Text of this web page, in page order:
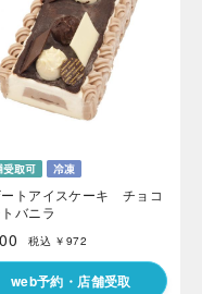
トアイスケーキ チョコ
バニラ
税込 ￥972
web予約・店舗受取